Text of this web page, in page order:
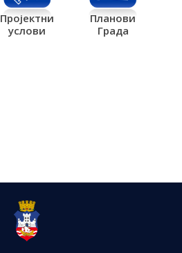
Пројектни
услови
Планови
Града